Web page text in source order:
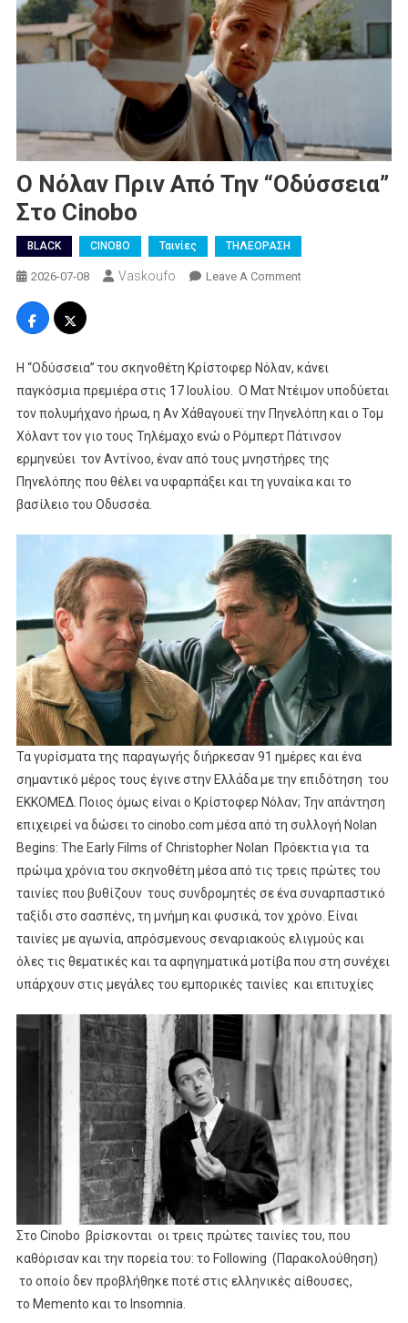
Ο Νόλαν Πριν Από Την “Οδύσσεια”
Στο Cinobo
BLACK CINOBO Ταινίες ΤΗΛΕΟΡΑΣΗ
2026-07-08 Vaskoufo Leave A CommentOn
Από
“Οδύσσεια”
Στο
Cinobo
Η “Οδύσσεια” του σκηνοθέτη Κρίστοφερ Νόλαν, κάνει
παγκόσμια πρεμιέρα στις 17 Ιουλίου. Ο Ματ Ντέιμον υποδύεται
τον πολυμήχανο ήρωα, η Αν Χάθαγουεϊ την Πηνελόπη και ο Τομ
Χόλαντ τον γιο τους Τηλέμαχο ενώ ο Ρόμπερτ Πάτινσον
ερμηνεύει τον Αντίνοο, έναν από τους μνηστήρες της
Πηνελόπης που θέλει να υφαρπάξει και τη γυναίκα και το
βασίλειο του Οδυσσέα.
Τα γυρίσματα της παραγωγής διήρκεσαν 91 ημέρες και ένα
σημαντικό μέρος τους έγινε στην Ελλάδα με την επιδότηση του
ΕΚΚΟΜΕΔ. Ποιος όμως είναι ο Κρίστοφερ Νόλαν; Την απάντηση
επιχειρεί να δώσει το cinobo.com μέσα από τη συλλογή Nolan
Begins: The Early Films of Christopher Nolan Πρόεκτια για τα
πρώιμα χρόνια του σκηνοθέτη μέσα από τις τρεις πρώτες του
ταινίες που βυθίζουν τους συνδρομητές σε ένα συναρπαστικό
ταξίδι στο σασπένς, τη μνήμη και φυσικά, τον χρόνο. Είναι
ταινίες με αγωνία, απρόσμενους σεναριακούς ελιγμούς και
όλες τις θεματικές και τα αφηγηματικά μοτίβα που στη συνέχει
υπάρχουν στις μεγάλες του εμπορικές ταινίες και επιτυχίες
Στο Cinobo βρίσκονται οι τρεις πρώτες ταινίες του, που
καθόρισαν και την πορεία του: το Following (Παρακολούθηση)
το οποίo δεν προβλήθηκε ποτέ στις ελληνικές αίθουσες,
το Memento και το Insomnia.